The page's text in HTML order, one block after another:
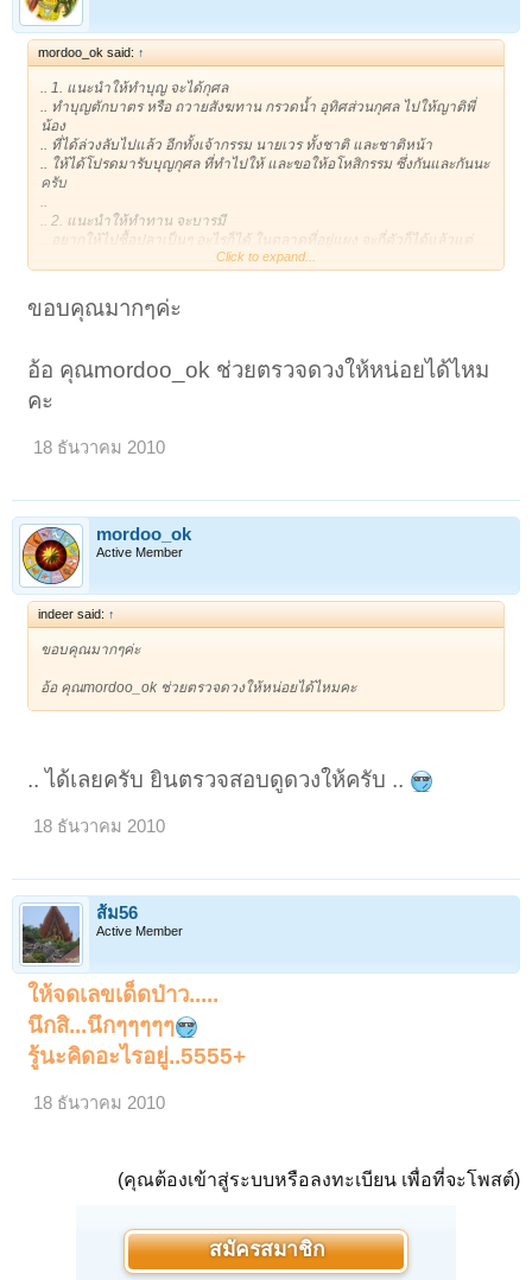
mordoo_ok said: ↑
.. 1. แนะนำให้ทำบุญ จะได้กุศล
.. ทำบุญตักบาตร หรือ ถวายสังฆทาน กรวดน้ำ อุทิศส่วนกุศล ไปให้ญาติพี่
น้อง
.. ที่ได้ล่วงลับไปแล้ว อีกทั้งเจ้ากรรม นายเวร ทั้งชาติ และชาติหน้า
.. ให้ได้โปรดมารับบุญกุศล ที่ทำไปให้ และขอให้อโหสิกรรม ซึ่งกันและกันนะ
ครับ
..
.. 2. แนะนำให้ทำทาน จะบารมี
.. อยากให้ไปซื้อปลาเป็นๆ อะไรก็ได้ ในตลาดที่อยู่แผง จะกี่ตัวก็ได้แล้วแต่
.. ชีวิตผู้อื่นให้อยู่รอดปลอดภัย แล้วเมื่อไรภัยเหล่านั้นจะมาถึง กุศลเหมานี้จะ
..
Click to expand...
ขอบคุณมากๆค่ะ
อ้อ คุณmordoo_ok ช่วยตรวจดวงให้หน่อยได้ไหม
คะ
18 ธันวาคม 2010
mordoo_ok
Active Member
indeer said: ↑
ขอบคุณมากๆค่ะ
อ้อ คุณmordoo_ok ช่วยตรวจดวงให้หน่อยได้ไหมคะ
.. ได้เลยครับ ยินตรวจสอบดูดวงให้ครับ ..
18 ธันวาคม 2010
ส้ม56
Active Member
ให้จดเลขเด็ดป่าว.....
นึกสิ...นึกๆๆๆๆๆ
รู้นะคิดอะไรอยู่..5555+
18 ธันวาคม 2010
(คุณต้องเข้าสู่ระบบหรือลงทะเบียน เพื่อที่จะโพสต์)
สมัครสมาชิก